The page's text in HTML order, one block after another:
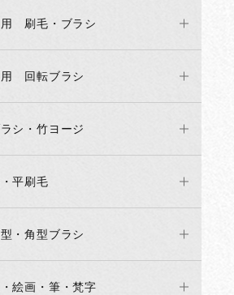
用 刷毛・ブラシ
用 回転ブラシ
シ・竹ヨージ
平刷毛
・角型ブラシ
絵画・筆・梵字